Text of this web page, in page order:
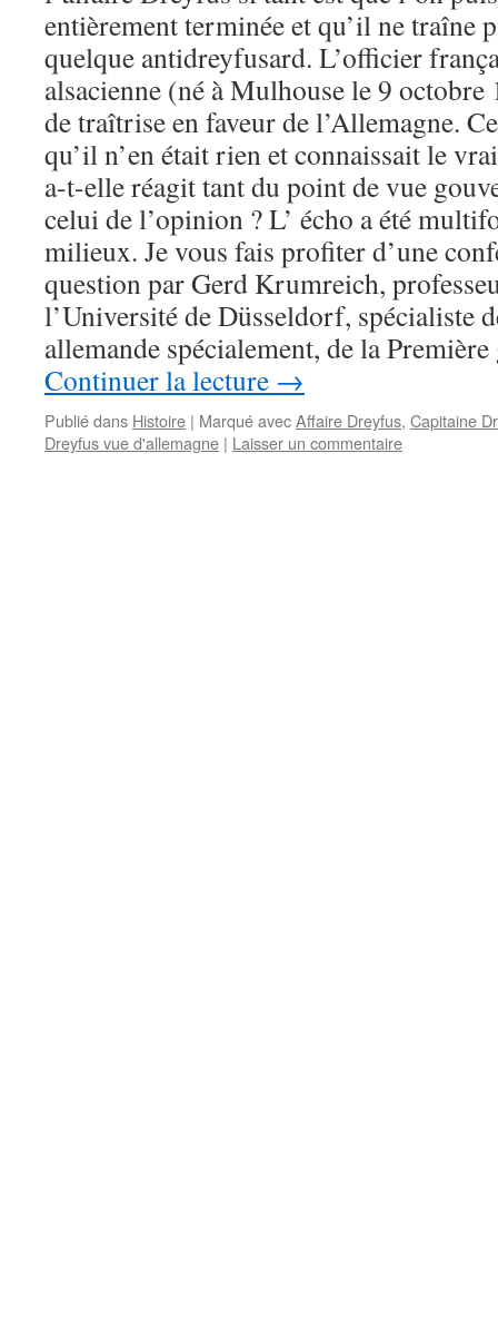
entièrement terminée et qu’il ne traîne
quelque antidreyfusard. L’officier
alsacienne (né à Mulhouse le 9 octobre
de traîtrise en faveur de l’Allemagne.
qu’il n’en était rien et connaissait le
a-t-elle réagit tant du point de vue
celui de l’opinion ? L’ écho a été
milieux. Je vous fais profiter d’une
question par Gerd Krumreich,
l’Université de Düsseldorf, spécialiste
allemande spécialement, de la
Continuer la lecture →
Publié dans Histoire | Marqué avecAffaire Dreyfus, Capitaine
Dreyfus vue d'allemagne | Laisser un commentaire